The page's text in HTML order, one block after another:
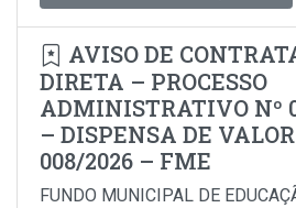
AVISO DE
DIRETA – PROCESSO
ADMINISTRATIVO Nº
– DISPENSA DE
008/2026 – FME
FUNDO MUNICIPAL DE